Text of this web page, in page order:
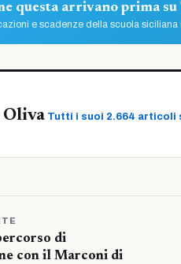
questa arrivano prima su
e scadenze della scuola siciliana
Tutti i suoi 2.664 articoli
di
con il Marconi di